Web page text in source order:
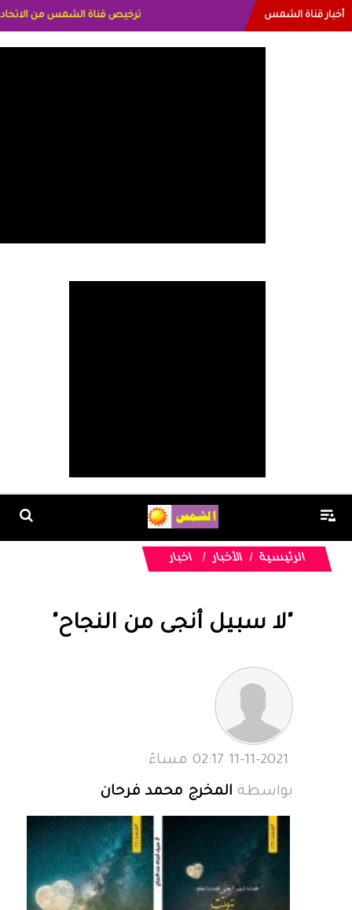
أخبار قناة الشمس
الرئيسية الأخبار اخبار
"لا سبيل أنجى من النجاح"
بواسطة المخرج محمد فرحان